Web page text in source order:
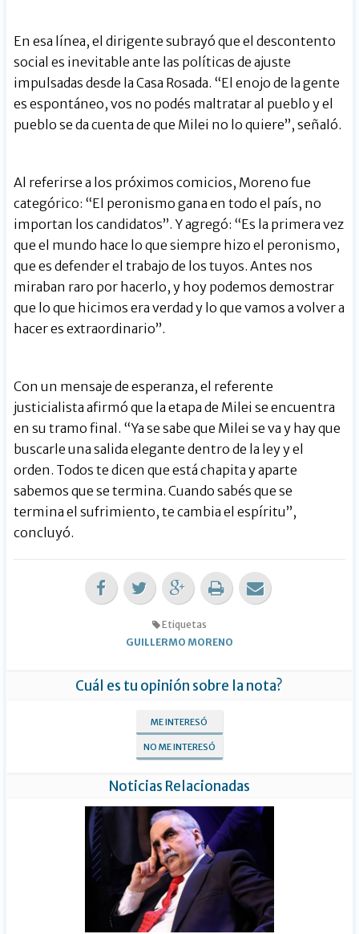
En esa línea, el dirigente subrayó que el descontento
social es inevitable ante las políticas de ajuste
impulsadas desde la Casa Rosada. “El enojo de la gente
es espontáneo, vos no podés maltratar al pueblo y el
pueblo se da cuenta de que Milei no lo quiere”, señaló.
Al referirse a los próximos comicios, Moreno fue
categórico: “El peronismo gana en todo el país, no
importan los candidatos”. Y agregó: “Es la primera vez
que el mundo hace lo que siempre hizo el peronismo,
que es defender el trabajo de los tuyos. Antes nos
miraban raro por hacerlo, y hoy podemos demostrar
que lo que hicimos era verdad y lo que vamos a volver a
hacer es extraordinario”.
Con un mensaje de esperanza, el referente
justicialista afirmó que la etapa de Milei se encuentra
en su tramo final. “Ya se sabe que Milei se va y hay que
buscarle una salida elegante dentro de la ley y el
orden. Todos te dicen que está chapita y aparte
sabemos que se termina. Cuando sabés que se
termina el sufrimiento, te cambia el espíritu”,
concluyó.
Etiquetas
GUILLERMO MORENO
Cuál es tu opinión sobre la nota?
ME INTERESÓ
NO ME INTERESÓ
Noticias Relacionadas